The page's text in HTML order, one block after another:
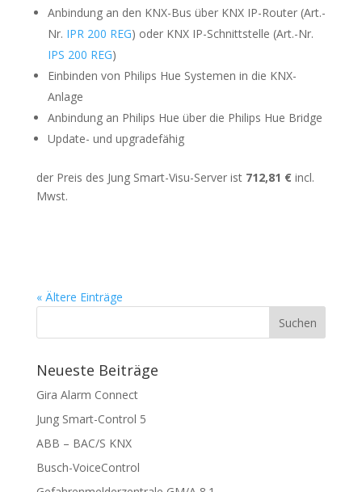
Anbindung an den KNX-Bus über KNX IP-Router (Art.-
Nr. IPR 200 REG) oder KNX IP-Schnittstelle (Art.-Nr.
IPS 200 REG)
Einbinden von Philips Hue Systemen in die KNX-
Anlage
Anbindung an Philips Hue über die Philips Hue Bridge
Update- und upgradefähig
der Preis des Jung Smart-Visu-Server ist 712,81 €incl.
Mwst.
« Ältere Einträge
Neueste Beiträge
Gira Alarm Connect
Jung Smart-Control 5
ABB – BAC/S KNX
Busch-VoiceControl